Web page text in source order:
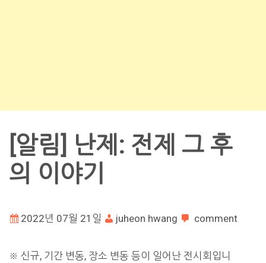
[알림] 난제: 전제 그 후
의 이야기
2022년 07월 21일 juheon hwang comment
※ 신규, 기간 변동, 장소 변동 등이 일어난 전시회입니